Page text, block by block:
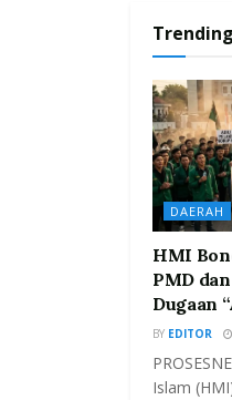
Trending
DAERAH
HMI
PMD
Dugaan
BY EDITOR
Islam